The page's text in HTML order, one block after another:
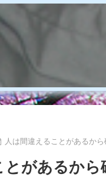
人は間違えることがあるか
とがあるか